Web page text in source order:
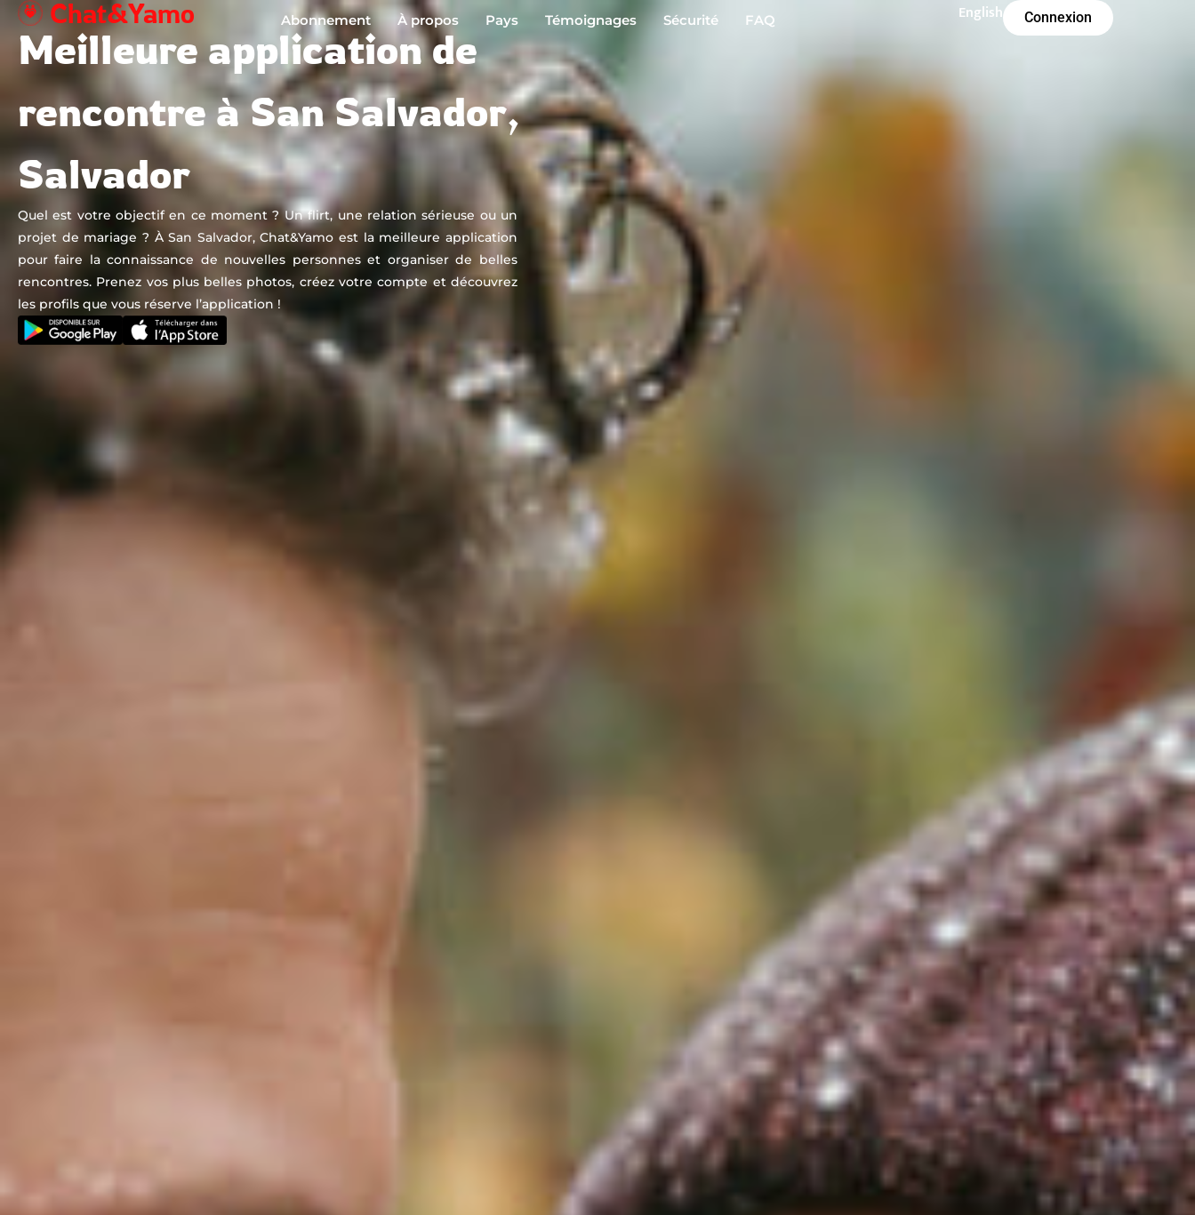
Aller
contenu
Chat&Yamo English Connexion
Abonnement À propos Pays Témoignages Sécurité FAQ
Meilleure application de
rencontre à San Salvador,
Salvador
Quel est votre objectif en ce moment ? Un flirt, une relation sérieuse ou un
projet de mariage ? À San Salvador, Chat&Yamo est la meilleure application
pour faire la connaissance de nouvelles personnes et organiser de belles
rencontres. Prenez vos plus belles photos, créez votre compte et découvrez
les profils que vous réserve l’application !